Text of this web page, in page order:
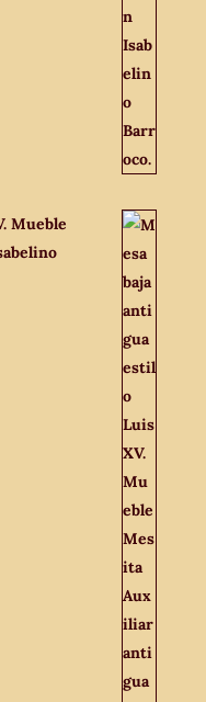
Mueble